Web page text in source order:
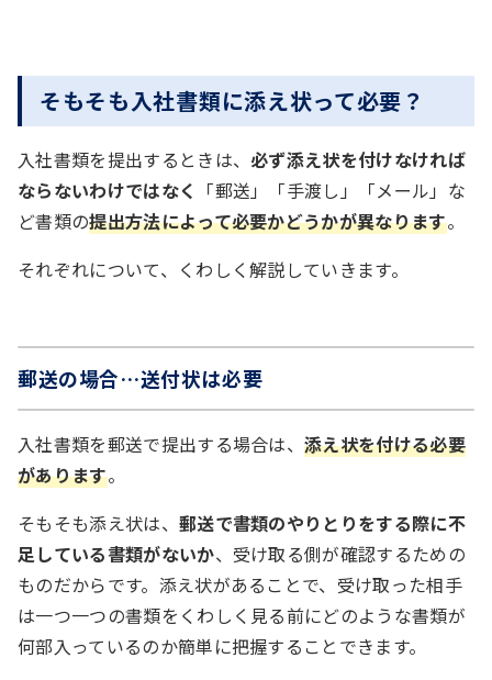
そもそも入社書類に添え状って必要？
入社書類を提出するときは、 必ず添え状を付けなければ
ならないわけではなく 「郵送」「手渡し」「メール」な
ど書類の提出方法によって必要かどうかが異なります。
それぞれについて、くわしく解説していきます。
郵送の場合…送付状は必要
入社書類を郵送で提出する場合は、添え状を付ける必要
があります。
そもそも添え状は、 郵送で書類のやりとりをする際に不
足している書類がないか、受け取る側が確認するための
ものだからです。添え状があることで、受け取った相手
は一つ一つの書類をくわしく見る前にどのような書類が
何部入っているのか簡単に把握することできます。